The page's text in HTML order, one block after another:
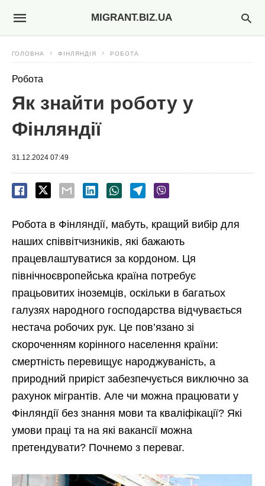
MIGRANT.BIZ.UA
ГОЛОВНА ФІНЛЯНДІЯ РОБОТА
Робота
Як знайти роботу у
Фінляндії
31.12.2024 07:49
Робота в Фінляндії, мабуть, кращий вибір для
наших співвітчизників, які бажають
працевлаштуватися за кордоном. Ця
північноєвропейська країна потребує
працьовитих іноземців, оскільки в багатьох
галузях народного господарства відчувається
нестача робочих рук. Це пов’язано зі
скороченням корінного населення країни:
смертність перевищує народжуваність, а
природний приріст забезпечується виключно за
рахунок мігрантів. Але чи можна працювати у
Фінляндії без знання мови та кваліфікації? Які
умови праці та на які вакансії можна
претендувати? Почнемо з переваг.